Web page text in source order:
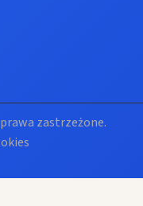
zastrzeżone.